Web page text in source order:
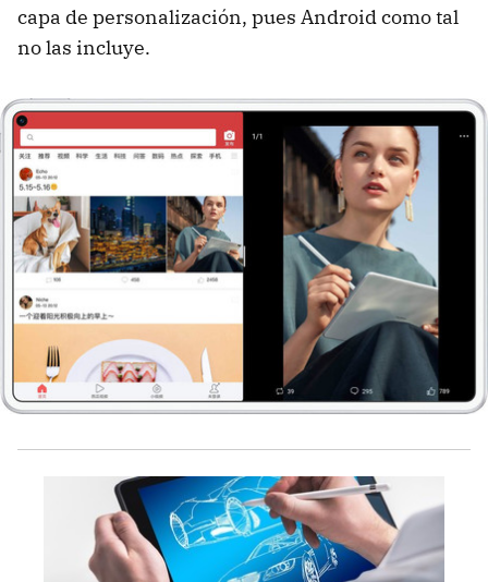
capa de personalización, pues Android como tal
no las incluye.